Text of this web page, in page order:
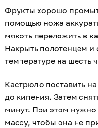
Фрукты хорошо
помощью ножа
мякоть переложить в
Накрыть полотенцем и
температуре на шесть
Кастрюлю поставить
до кипения. Затем
минут. При этом
массу, чтобы она не